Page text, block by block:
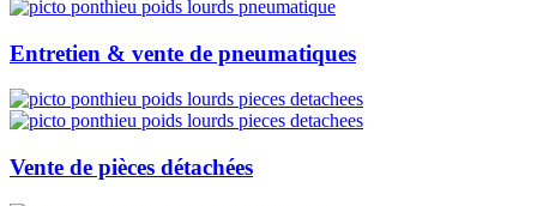
Entretien & vente de pneumatiques
Vente de pièces détachées